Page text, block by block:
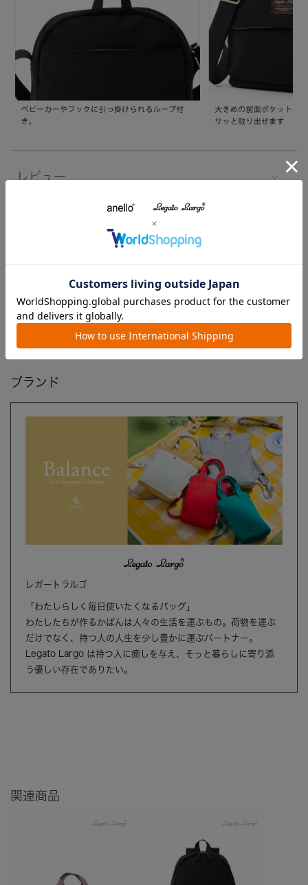
レビュー
ブランド
レガートラルゴ
「わたしらしく毎日使いたくなるバッグ」
わたしたちが作るかばんは人々の生活を運ぶもの。荷物を運ぶ
だけでなく、持つ人の人生を少し豊かに運ぶパートナー。
Legato Largo は持つ人に癒しを与え、そっと暮らしに寄り添
う優しい存在でありたい。
関連商品